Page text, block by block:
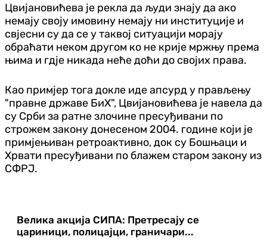
Цвијановићева је рекла да људи знају да ако
немају своју имовину немају ни институције и
свјесни су да се у таквој ситуацији морају
обраћати неком другом ко не крије мржњу према
њима и гдје никада неће доћи до својих права.
Као примјер тога докле иде апсурд у прављењу
"правне државе БиХ", Цвијановићева је навела да
су Срби за ратне злочине пресуђивани по
строжем закону донесеном 2004. године који је
примјењиван ретроактивно, док су Бошњаци и
Хрвати пресуђивани по блажем старом закону из
СФРЈ.
Велика акција СИПА: Претресају се
цариници, полицајци, граничари...